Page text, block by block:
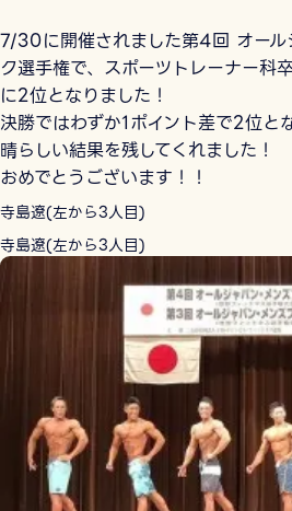
7/30に開催されました第4回 オール
ク選手権で、スポーツトレーナー科
に2位となりました！
決勝ではわずか1ポイント差で2位と
晴らしい結果を残してくれました！
おめでとうございます！！
寺島遼(左から3人目)
寺島遼(左から3人目)